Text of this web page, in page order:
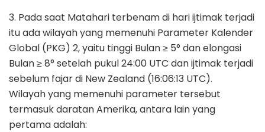
3. Pada saat Matahari terbenam di hari ijtimak terjadi
itu ada wilayah yang memenuhi Parameter Kalender
Global (PKG) 2, yaitu tinggi Bulan ≥ 5° dan elongasi
Bulan ≥ 8° setelah pukul 24:00 UTC dan ijtimak terjadi
sebelum fajar di New Zealand (16:06:13 UTC).
Wilayah yang memenuhi parameter tersebut
termasuk daratan Amerika, antara lain yang
pertama adalah: